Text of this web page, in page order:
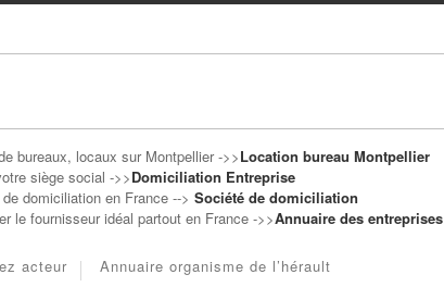
bureaux, locaux sur Montpellier ->>Location bureau Montpellier
siège social ->>Domiciliation Entreprise
domiciliation en France --> Société de domiciliation
le fournisseur idéal partout en France ->>Annuaire des entreprises
acteur Annuaire organisme de l’hérault